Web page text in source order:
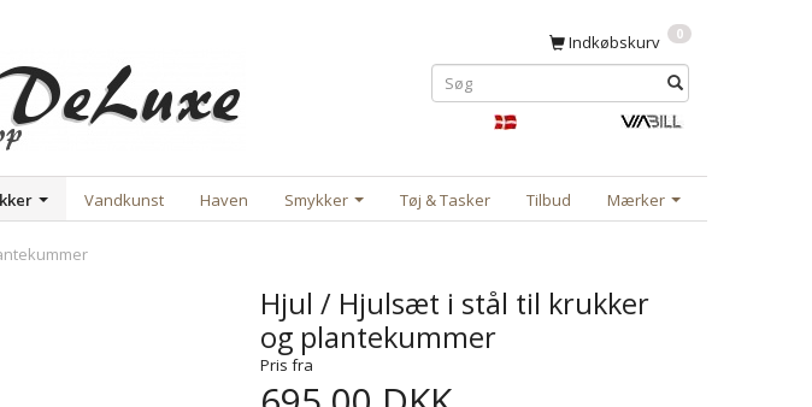
Indkøbskurv 0
Vandkunst Haven Smykker Tøj & Tasker Tilbud Mærker
Hjul / Hjulsæt i stål til krukker
og plantekummer
Pris fra